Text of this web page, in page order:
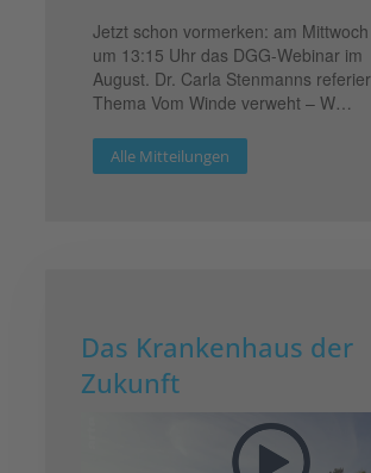
Jetzt schon vormerken: am
um 13:15 Uhr das DGG-Webinar im
August. Dr. Carla Stenmanns
Thema Vom Winde verweht – W…
Alle Mitteilungen
Das Krankenhaus der
Zukunft